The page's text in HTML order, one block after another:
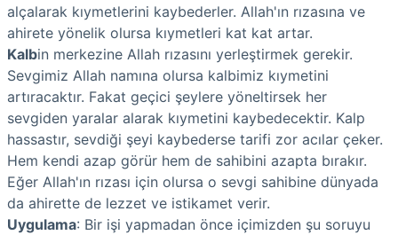
alçalarak kıymetlerini kaybederler. Allah'ın rızasına ve
ahirete yönelik olursa kıymetleri kat kat artar.
Kalbin merkezine Allah rızasını yerleştirmek gerekir.
Sevgimiz Allah namına olursa kalbimiz kıymetini
artıracaktır. Fakat geçici şeylere yöneltirsek her
sevgiden yaralar alarak kıymetini kaybedecektir. Kalp
hassastır, sevdiği şeyi kaybederse tarifi zor acılar çeker.
Hem kendi azap görür hem de sahibini azapta bırakır.
Eğer Allah'ın rızası için olursa o sevgi sahibine dünyada
da ahirette de lezzet ve istikamet verir.
Uygulama: Bir işi yapmadan önce içimizden şu soruyu